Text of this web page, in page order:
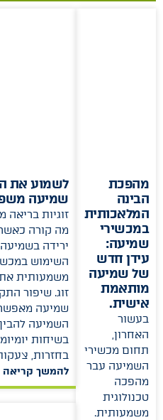
מהפכת
הבינה
המלאכותית
במכשירי
שמיעה:
עידן חדש
של שמיעה
מותאמת
אישית.
בעשור
האחרון,
תחום מכשירי
השמיעה עבר
מהפכה
טכנולוגית
משמעותית.
לשמוע את
שמיעה
זוגיות
מה קורה
ירידה
השימוש
משמעותית את
זוג. שיפור
שמיעה
השמיעה
בשיחות
בחזרות,
להמשך קריאה